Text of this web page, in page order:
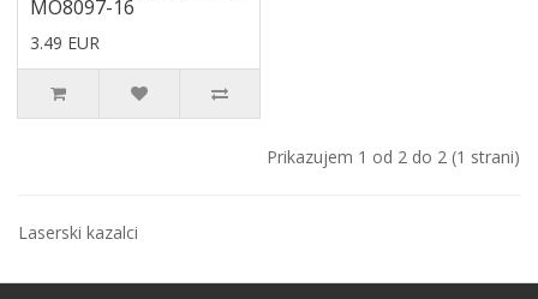
MO8097-16
3.49 EUR
Prikazujem 1 od 2 do 2 (1 strani)
Laserski kazalci